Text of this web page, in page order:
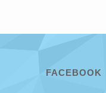
FACEBOOK